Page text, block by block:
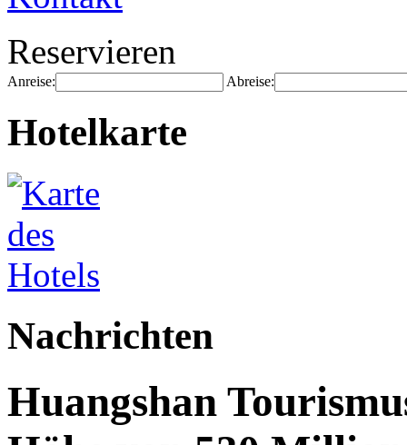
Reservieren
Anreise: Abreise:
Hotelkarte
Nachrichten
Huangshan